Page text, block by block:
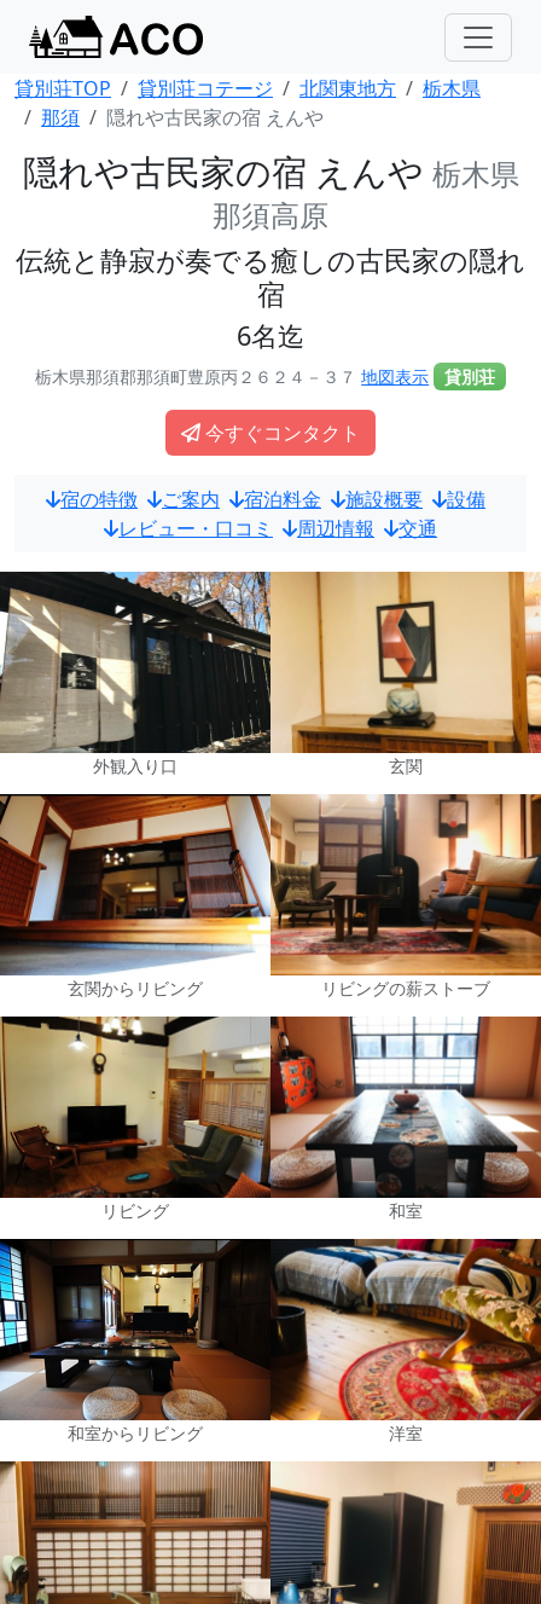
貸別荘TOP 貸別荘コテージ 北関東地方
栃木県
那須
隠れや古民家の宿 えんや
隠れや古民家の宿 えんや 栃木県
那須高原
伝統と静寂が奏でる癒しの古民家の隠れ
宿
6名迄
栃木県那須郡那須町豊原丙２６２４－３７地図表示 貸別荘
今すぐコンタクト
宿の特徴 ご案内 宿泊料金 施設概要
設備
レビュー・口コミ
周辺情報 交通
外観入り口 玄関
玄関からリビング リビングの薪ストーブ
リビング 和室
和室からリビング 洋室